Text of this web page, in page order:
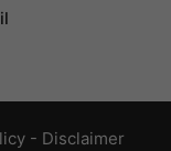
- Disclaimer